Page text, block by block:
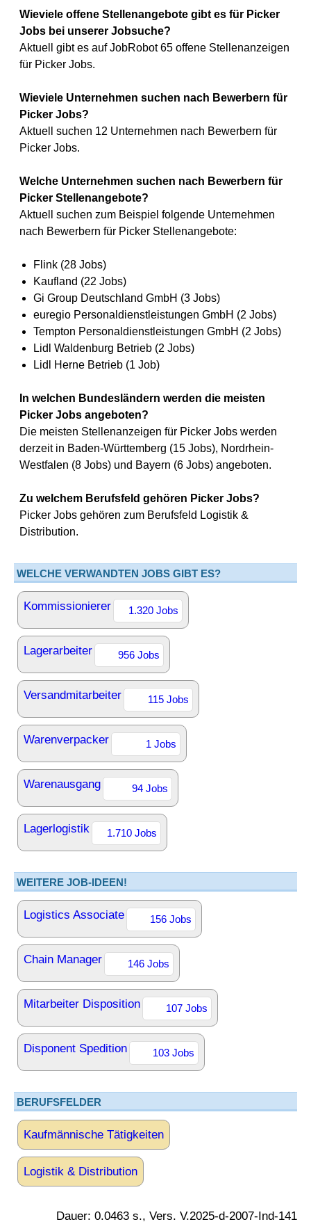
Wieviele offene Stellenangebote gibt es für Picker
Jobs bei unserer Jobsuche?
Aktuell gibt es auf JobRobot 65 offene Stellenanzeigen
für Picker Jobs.
Wieviele Unternehmen suchen nach Bewerbern für
Picker Jobs?
Aktuell suchen 12 Unternehmen nach Bewerbern für
Picker Jobs.
Welche Unternehmen suchen nach Bewerbern für
Picker Stellenangebote?
Aktuell suchen zum Beispiel folgende Unternehmen
nach Bewerbern für Picker Stellenangebote:
Flink (28 Jobs)
Kaufland (22 Jobs)
Gi Group Deutschland GmbH (3 Jobs)
euregio Personaldienstleistungen GmbH (2 Jobs)
Tempton Personaldienstleistungen GmbH (2 Jobs)
Lidl Waldenburg Betrieb (2 Jobs)
Lidl Herne Betrieb (1 Job)
In welchen Bundesländern werden die meisten
Picker Jobs angeboten?
Die meisten Stellenanzeigen für Picker Jobs werden
derzeit in Baden-Württemberg (15 Jobs), Nordrhein-
Westfalen (8 Jobs) und Bayern (6 Jobs) angeboten.
Zu welchem Berufsfeld gehören Picker Jobs?
Picker Jobs gehören zum Berufsfeld Logistik &
Distribution.
WELCHE VERWANDTEN JOBS GIBT ES?
Kommissionierer 1.320 Jobs
Lagerarbeiter 956 Jobs
Versandmitarbeiter 115 Jobs
Warenverpacker 1 Jobs
Warenausgang 94 Jobs
Lagerlogistik 1.710 Jobs
WEITERE JOB-IDEEN!
Logistics Associate 156 Jobs
Chain Manager 146 Jobs
Mitarbeiter Disposition 107 Jobs
Disponent Spedition 103 Jobs
BERUFSFELDER
Kaufmännische Tätigkeiten
Logistik & Distribution
Dauer: 0.0463 s., Vers. V.2025-d-2007-Ind-141